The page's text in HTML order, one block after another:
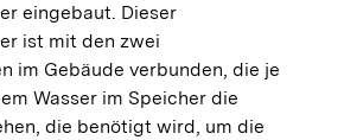
eingebaut. Dieser
ist mit den zwei
im Gebäude verbunden, die je
Wasser im Speicher die
die benötigt wird, um die